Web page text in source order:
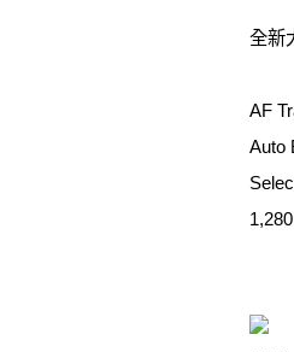
全新
AF
Auto